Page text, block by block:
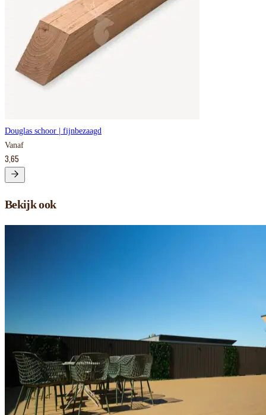
Douglas schoor | fijnbezaagd
Vanaf
3,65
Bekijk ook